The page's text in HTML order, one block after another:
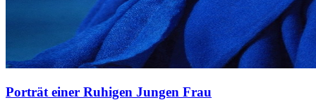
Porträt einer Ruhigen Jungen Frau